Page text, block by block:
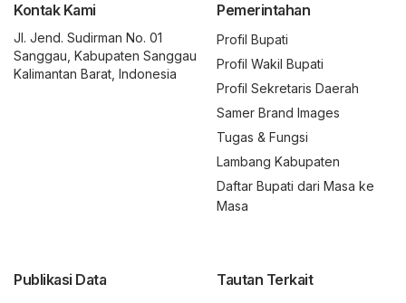
Kontak Kami
Jl. Jend. Sudirman No. 01
Sanggau, Kabupaten Sanggau
Kalimantan Barat, Indonesia
Pemerintahan
Profil Bupati
Profil Wakil Bupati
Profil Sekretaris Daerah
Samer Brand Images
Tugas & Fungsi
Lambang Kabupaten
Daftar Bupati dari Masa ke
Masa
Publikasi Data Tautan Terkait